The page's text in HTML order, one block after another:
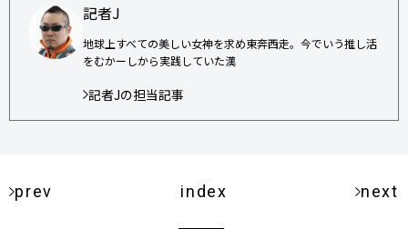
記者J
地球上すべての美しい女神を求め東奔西走。今でいう推し活
をむかーしから実践していた漢
記者Jの担当記事
prev index next